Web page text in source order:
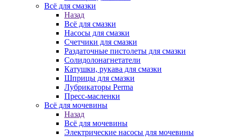
Всё для смазки
Назад
Всё для смазки
Насосы для смазки
Счетчики для смазки
Раздаточные пистолеты для смазки
Солидолонагнетатели
Катушки, рукава для смазки
Шприцы для смазки
Лубрикаторы Perma
Пресс-масленки
Всё для мочевины
Назад
Всё для мочевины
Электрические насосы для мочевины